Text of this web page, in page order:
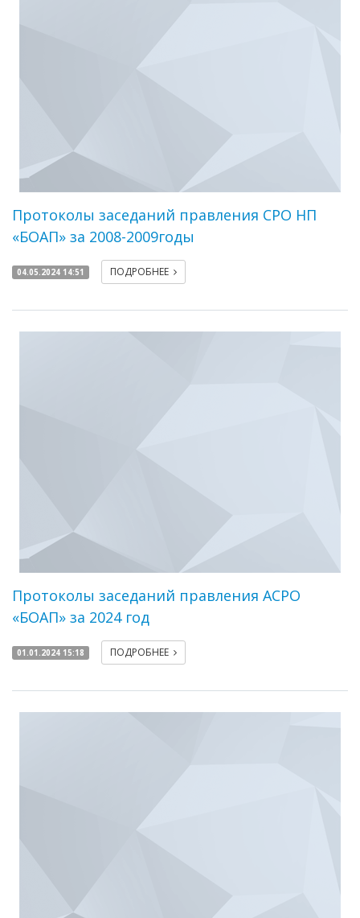
Протоколы заседаний правления СРО НП
«БОАП» за 2008-2009годы
04.05.2024 14:51 ПОДРОБНЕЕ
Протоколы заседаний правления АСРО
«БОАП» за 2024 год
01.01.2024 15:18 ПОДРОБНЕЕ